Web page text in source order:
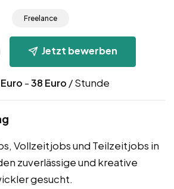
Freelance
Jetzt bewerben
Euro -38 Euro / Stunde
Vollzeitjobs und Teilzeitjobs in
zuverlässige und kreative
gesucht.